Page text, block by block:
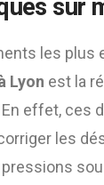
sur
les
Lyon est la
effet, ces
les